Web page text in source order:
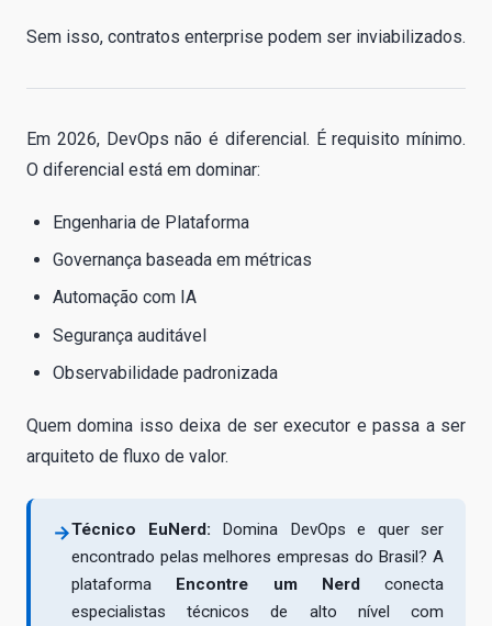
Sem isso, contratos enterprise podem ser inviabilizados.
Em 2026, DevOps não é diferencial. É requisito mínimo.
O diferencial está em dominar:
Engenharia de Plataforma
Governança baseada em métricas
Automação com IA
Segurança auditável
Observabilidade padronizada
Quem domina isso deixa de ser executor e passa a ser
arquiteto de fluxo de valor.
→Técnico EuNerd: Domina DevOps e quer ser
encontrado pelas melhores empresas do Brasil? A
plataforma Encontre um Nerdconecta
especialistas técnicos de alto nível com